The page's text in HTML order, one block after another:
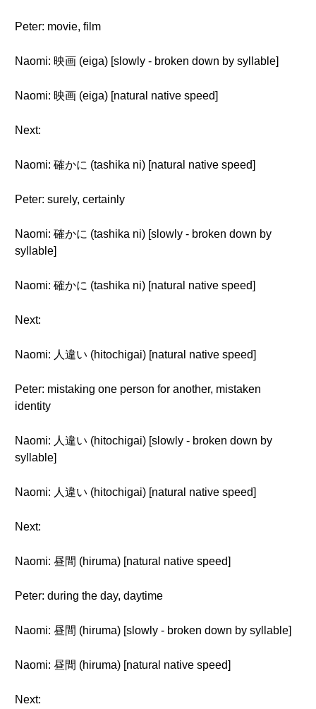
Peter: movie, film
Naomi: 映画 (eiga) [slowly - broken down by syllable]
Naomi: 映画 (eiga) [natural native speed]
Next:
Naomi: 確かに (tashika ni) [natural native speed]
Peter: surely, certainly
Naomi: 確かに (tashika ni) [slowly - broken down by
syllable]
Naomi: 確かに (tashika ni) [natural native speed]
Next:
Naomi: 人違い (hitochigai) [natural native speed]
Peter: mistaking one person for another, mistaken
identity
Naomi: 人違い (hitochigai) [slowly - broken down by
syllable]
Naomi: 人違い (hitochigai) [natural native speed]
Next:
Naomi: 昼間 (hiruma) [natural native speed]
Peter: during the day, daytime
Naomi: 昼間 (hiruma) [slowly - broken down by syllable]
Naomi: 昼間 (hiruma) [natural native speed]
Next: